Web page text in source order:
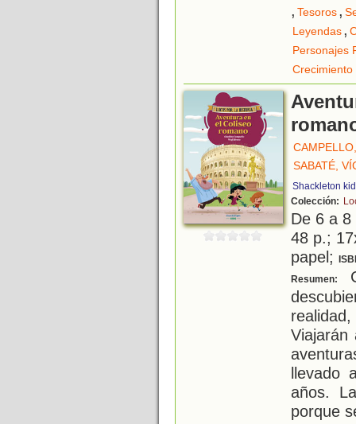
, Tesoros,
Leyendas,
Personajes
Crecimiento
SABATÉ,
Shackleton
Colección:
De 6 a
48 p.;
papel;
Resumen:
Viajarán
llevado
años.
porque